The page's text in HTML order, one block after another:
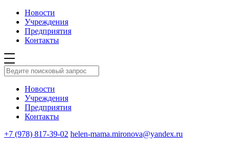
Новости
Учреждения
Предприятия
Контакты
Новости
Учреждения
Предприятия
Контакты
+7 (978) 817-39-02 helen-mama.mironova@yandex.ru